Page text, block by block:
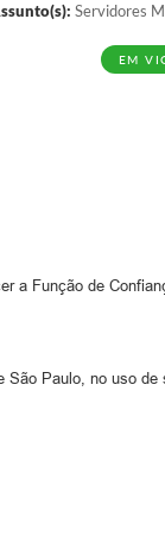
Servidores
EM
a Função de
Paulo, no uso de